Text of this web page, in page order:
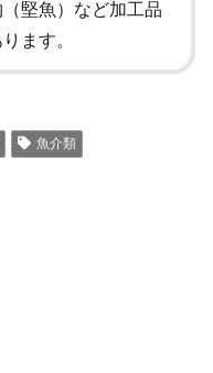
堅魚）など加工品
ます。
魚介類